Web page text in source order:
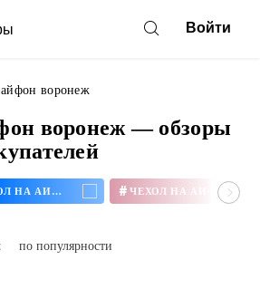
Войти
воронеж
воронеж — обзоры
ДЕРЕВЯННЫЙ ЧЕХОЛ НА АЙФОН # ЧЕХОЛ НА АЙФОН 11
по популярности